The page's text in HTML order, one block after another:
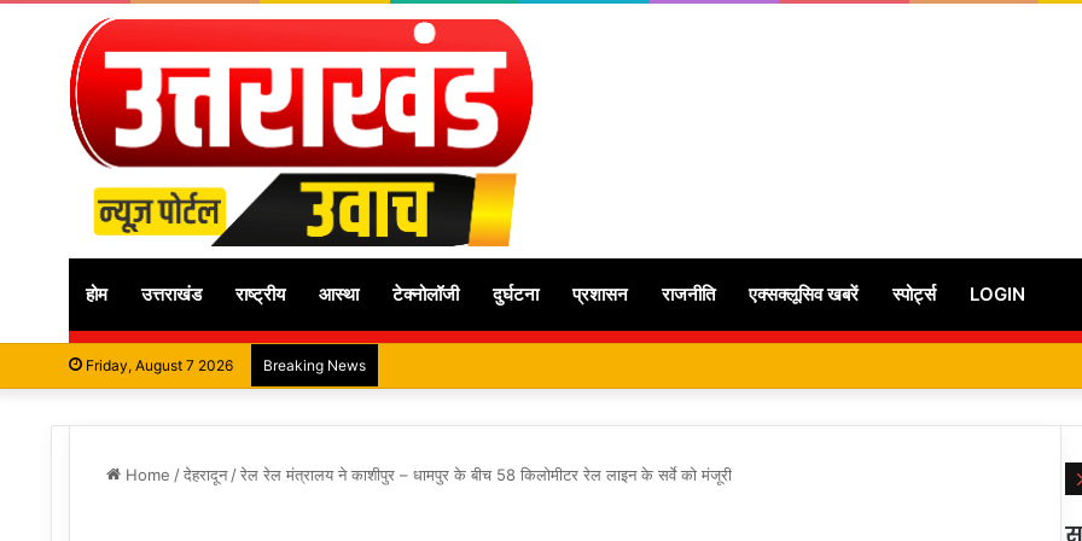
होम उत्तराखंड राष्ट्रीय आस्था टेक्नोलॉजी दुर्घटना प्रशासन राजनीति एक्सक्लूसिव खबरें स्पोर्ट्स LOGIN
Friday, August 7 2026 Breaking News
Home /देहरादून /रेल रेल मंत्रालय ने काशीपुर – धामपुर के बीच 58 किलोमीटर रेल लाइन के सर्वे को मंजूरी